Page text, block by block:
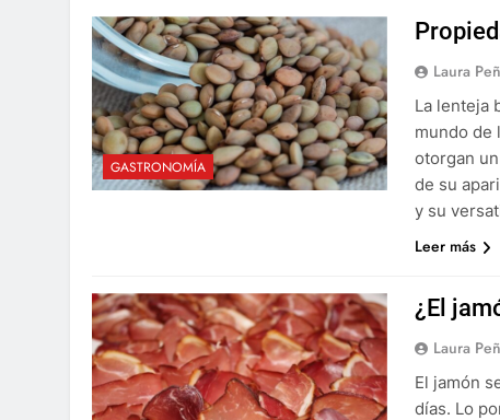
GASTRONOMÍA
Laura
La lenteja
mundo de
otorgan
de su
y su
Leer más
¿El
Laura
El jamón
días. Lo